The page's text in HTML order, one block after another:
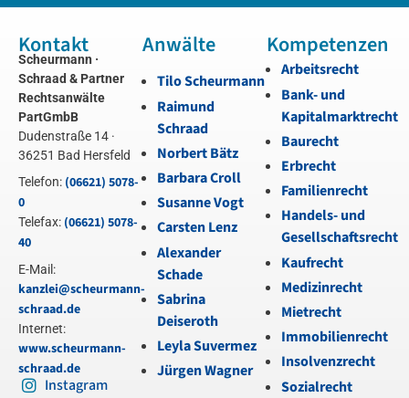
Kontakt
Scheurmann ·
Schraad & Partner
Rechtsanwälte
PartGmbB
Dudenstraße 14 ·
36251 Bad Hersfeld
Telefon: (06621) 5078-
0
Telefax: (06621) 5078-
40
E-Mail:
kanzlei@scheurmann-
schraad.de
Internet:
www.scheurmann-
schraad.de
Instagram
Anwälte
Tilo Scheurmann
Raimund
Schraad
Norbert Bätz
Barbara Croll
Susanne Vogt
Carsten Lenz
Alexander
Schade
Sabrina
Deiseroth
Leyla Suvermez
Jürgen Wagner
Kompetenzen
Arbeitsrecht
Bank- und
Kapitalmarktrecht
Baurecht
Erbrecht
Familienrecht
Handels- und
Gesellschaftsrecht
Kaufrecht
Medizinrecht
Mietrecht
Immobilienrecht
Insolvenzrecht
Sozialrecht